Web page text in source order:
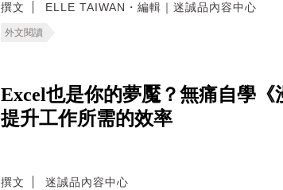
撰文 ELLE TAIWAN・編輯｜迷誠品內容中心
外文閱讀
Excel也是你的夢魘？無痛自學《
提升工作所需的效率
撰文 迷誠品內容中心